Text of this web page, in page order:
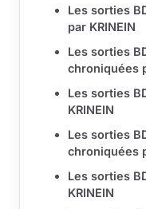
Les sorties
par KRINEIN
Les sorties
chroniquées
Les sorties
KRINEIN
Les sorties
chroniquées
Les sorties
KRINEIN